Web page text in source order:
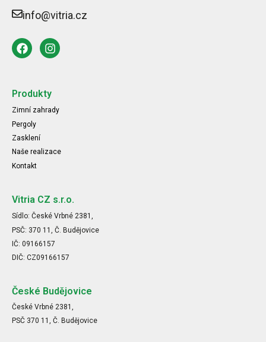
info@vitria.cz
Produkty
Zimní zahrady
Pergoly
Zasklení
Naše realizace
Kontakt
Vitria CZ s.r.o.
Sídlo: České Vrbné 2381,
PSČ: 370 11, Č. Budějovice
IČ: 09166157
DIČ: CZ09166157
České Budějovice
České Vrbné 2381,
PSČ 370 11, Č. Budějovice